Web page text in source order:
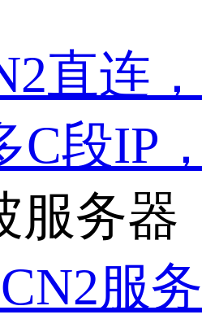
直连
C段IP
服务器
服